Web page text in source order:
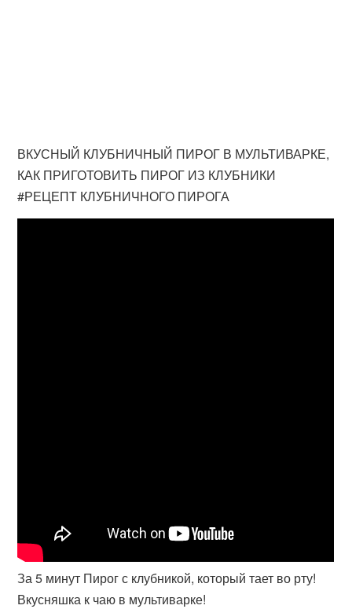
ВКУСНЫЙ КЛУБНИЧНЫЙ ПИРОГ В МУЛЬТИВАРКЕ,
КАК ПРИГОТОВИТЬ ПИРОГ ИЗ КЛУБНИКИ
#РЕЦЕПТ КЛУБНИЧНОГО ПИРОГА
За 5 минут Пирог с клубникой, который тает во рту!
Вкусняшка к чаю в мультиварке!